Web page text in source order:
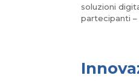
soluzioni
partecipanti –